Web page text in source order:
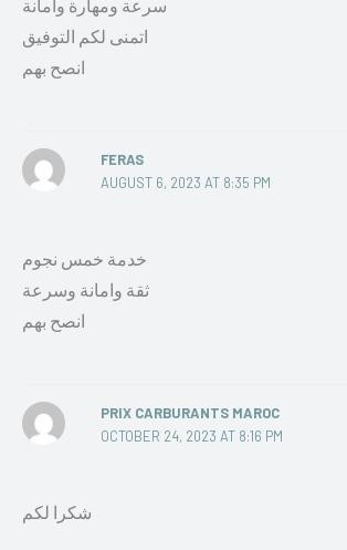
سرعة ومهارة وامانة
اتمنى لكم التوفيق
انصح بهم
FERAS
AUGUST 6, 2023 AT 8:35 PM
خدمة خمس نجوم
ثقة وامانة وسرعة
انصح بهم
PRIX CARBURANTS MAROC
OCTOBER 24, 2023 AT 8:16 PM
شكرا لكم